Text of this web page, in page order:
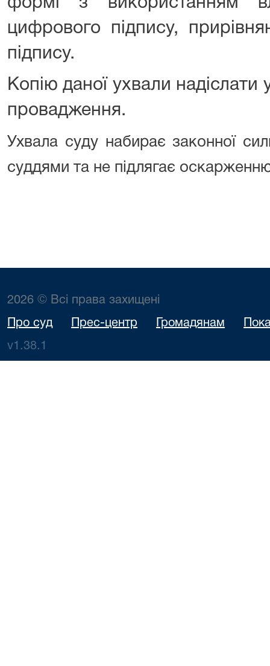
формі з використанням
цифрового підпису,
підпису.
Копію даної ухвали надіслати
провадження.
Ухвала суду набирає законної
суддями та не підлягає
2026 © Всі права захищені
Про суд Прес-центр Громадянам
v1.38.1